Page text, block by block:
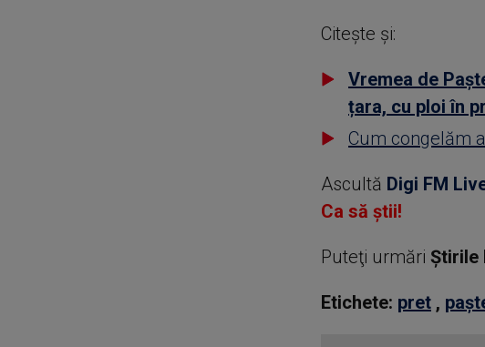
Citește și:
Vremea de
țara, cu ploi în
Cum congelăm
Ascultă Digi FM
Ca să știi!
Puteţi urmări Știrile
Etichete: pret,